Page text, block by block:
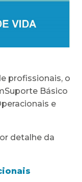
profissionais, o
Básico
e
detalhe da